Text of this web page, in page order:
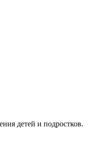
детей и подростков.